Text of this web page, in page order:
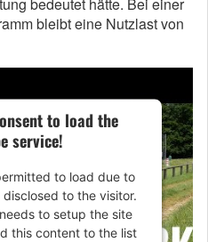
bleibt eine Nutzlast von
to load the
service!
to load due to
to the visitor.
to setup the site
this content to the list